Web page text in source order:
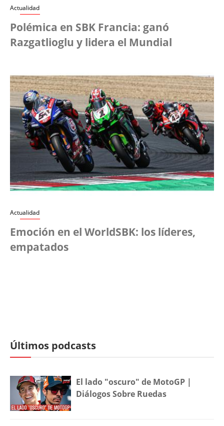
Actualidad
Polémica en SBK Francia: ganó
Razgatlioglu y lidera el Mundial
Actualidad
Emoción en el WorldSBK: los líderes,
empatados
Últimos podcasts
El lado "oscuro" de MotoGP |
Diálogos Sobre Ruedas